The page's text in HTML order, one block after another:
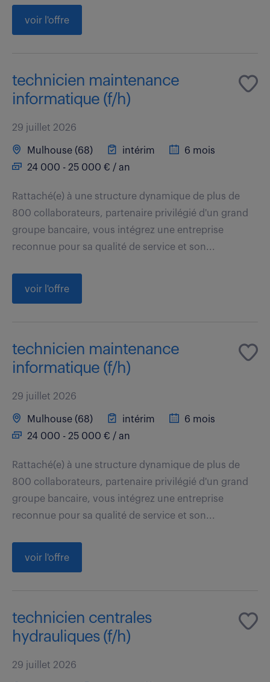
voir l'offre
technicien maintenance
informatique (f/h)
29 juillet 2026
Mulhouse (68) intérim
6 mois
24 000 - 25 000 € / an
Rattaché(e) à une structure dynamique de plus de
800 collaborateurs, partenaire privilégié d'un grand
groupe bancaire, vous intégrez une entreprise
reconnue pour sa qualité de service et son...
voir l'offre
technicien maintenance
informatique (f/h)
29 juillet 2026
Mulhouse (68) intérim
6 mois
24 000 - 25 000 € / an
Rattaché(e) à une structure dynamique de plus de
800 collaborateurs, partenaire privilégié d'un grand
groupe bancaire, vous intégrez une entreprise
reconnue pour sa qualité de service et son...
voir l'offre
technicien centrales
hydrauliques (f/h)
29 juillet 2026